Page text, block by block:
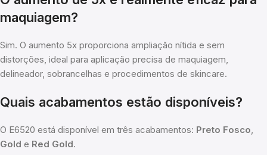
maquiagem?
Sim. O aumento 5x proporciona ampliação nítida e sem
distorções, ideal para aplicação precisa de maquiagem,
delineador, sobrancelhas e procedimentos de skincare.
Quais acabamentos estão disponíveis?
O E6520 está disponível em três acabamentos: Preto Fosco,
Gold e Red Gold.